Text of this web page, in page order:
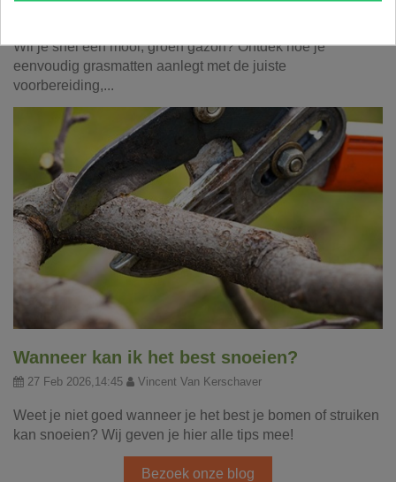
Wil je snel een mooi, groen gazon? Ontdek hoe je
eenvoudig grasmatten aanlegt met de juiste
voorbereiding,...
Wanneer kan ik het best snoeien?
27 Feb 2026,14:45 Vincent Van Kerschaver
Weet je niet goed wanneer je het best je bomen of struiken
kan snoeien? Wij geven je hier alle tips mee!
Bezoek onze blog